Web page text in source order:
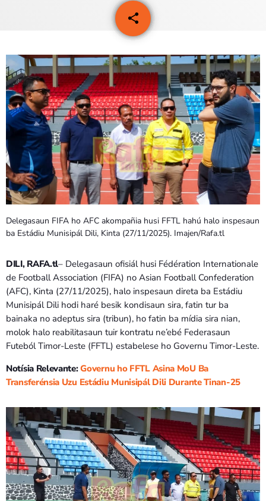
VÍDEO SIRA
EVENTU SIRA
KONTAKTU SIRA
TÉTUM keyboard_arrow_down
TÉTUM
PORTUGUÊS
PRÓXIMOS PROGRAMAS
share
email
Delegasaun FIFA ho AFC akompañia husi FFTL hahú halo inspesaun
ba Estádiu Munisipál Dili, Kinta (27/11/2025). Imajen/Rafa.tl
DILI, RAFA.tl– Delegasaun ofisiál husi Fédération Internationale
de Football Association (FIFA) no Asian Football Confederation
(AFC), Kinta (27/11/2025), halo inspesaun direta ba Estádiu
Munisipál Dili hodi haré besik kondisaun sira, fatin tur ba
bainaka no adeptus sira (tribun), ho fatin ba mídia sira nian,
molok halo reabilitasaun tuir kontratu ne’ebé Federasaun
Futeból Timor-Leste (FFTL) estabelese ho Governu Timor-Leste.
Notísia Relevante:Governu ho FFTL Asina MoU Ba
Transferénsia Uzu Estádiu Munisipál Dili Durante Tinan-25